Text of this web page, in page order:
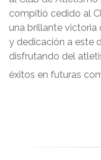
compitió cedido al
una brillante victoria
y dedicación a este
disfrutando del
éxitos en futuras